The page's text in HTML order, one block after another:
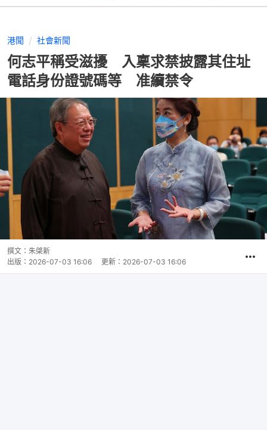
港聞 社會新聞
何志平稱受滋擾 入稟求禁披露其住址
電話身份證號碼等 准續禁令
撰文： 朱棨新
出版： 2026-07-03 16:06 更新： 2026-07-03 16:06